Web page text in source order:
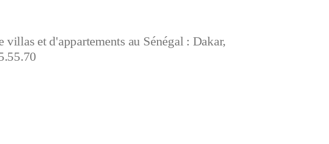
et d'appartements au Sénégal : Dakar,